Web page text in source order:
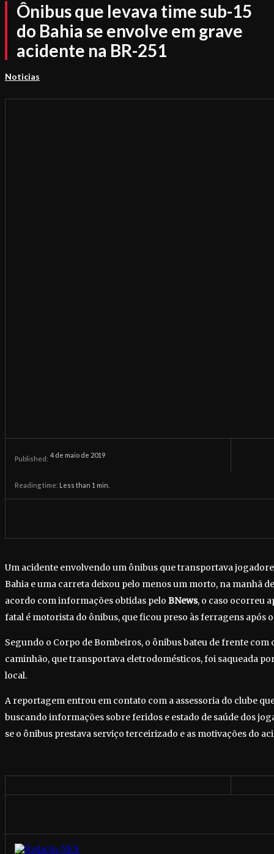
Ônibus que levava time sub-15
do Bahia se envolve em grave
acidente na BR-251
Noticias
Published: 4 de maio de 2019
Reading time: Less than 1 min.
Um acidente envolvendo um ônibus que transportava
Bahia e uma carreta deixou pelo menos um morto, na manhã
acordo com informações obtidas pelo BNews, o caso ocorreu
fatal é motorista do ônibus, que ficou preso às ferragens após
Segundo o Corpo de Bombeiros, o ônibus bateu de frente com
caminhão, que transportava eletrodomésticos, foi saqueada
local.
A reportagem entrou em contato com a assessoria do clube
buscando informações sobre feridos e estado de saúde dos
se o ônibus prestava serviço terceirizado e as motivações do